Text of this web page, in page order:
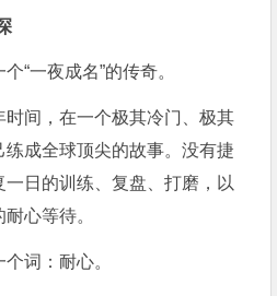
“一夜成名”的传奇。
时间，在一个极其冷门、极其
成全球顶尖的故事。没有捷
日的训练、复盘、打磨，以
心等待。
词：耐心。